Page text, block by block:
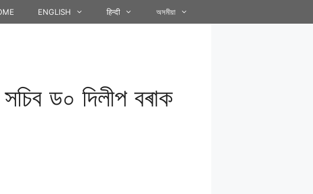
ENGLISH हिन्दी অসমীয়া
সচিব ড০ দিলীপ বৰাক